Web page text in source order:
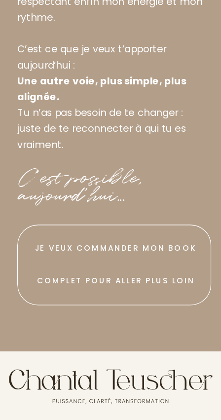
C'est possible,
aujourd'hui...
rythme.
C’est ce que je veux t’apporter
aujourd’hui :
Une autre voie, plus simple, plus
alignée.
Tu n’as pas besoin de te changer :
juste de te reconnecter à qui tu es
vraiment.
JE VEUX COMMANDER MON BOOK
COMPLET POUR ALLER PLUS LOIN